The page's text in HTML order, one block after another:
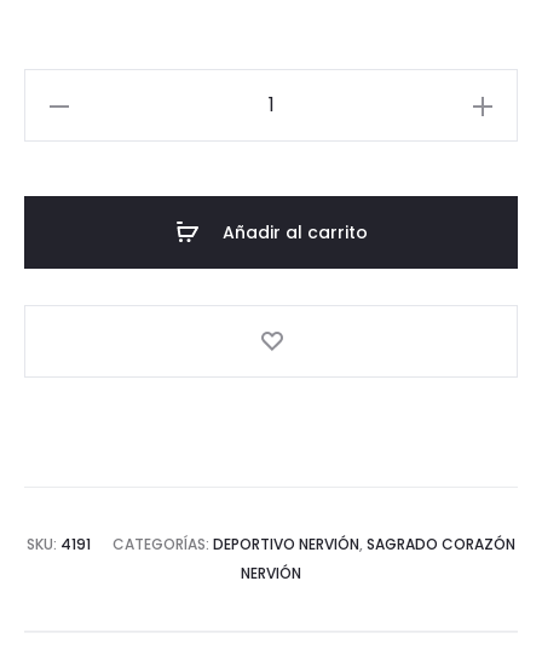
hasta
18,90 €
Corta
Añadir al carrito
SKU: 4191 CATEGORÍAS: DEPORTIVO NERVIÓN, SAGRADO CORAZÓN
NERVIÓN